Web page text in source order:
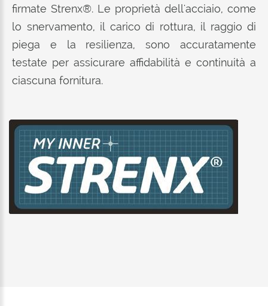
firmate Strenx®. Le proprietà dell'acciaio, come
lo snervamento, il carico di rottura, il raggio di
piega e la resilienza, sono accuratamente
testate per assicurare affidabilità e continuità a
ciascuna fornitura.